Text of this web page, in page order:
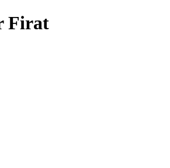
Firat